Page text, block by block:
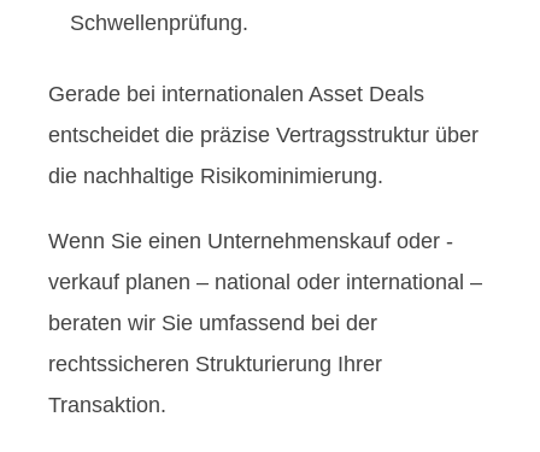
Schwellenprüfung.
Gerade bei internationalen Asset Deals
entscheidet die präzise Vertragsstruktur über
die nachhaltige Risikominimierung.
Wenn Sie einen Unternehmenskauf oder -
verkauf planen – national oder international –
beraten wir Sie umfassend bei der
rechtssicheren Strukturierung Ihrer
Transaktion.